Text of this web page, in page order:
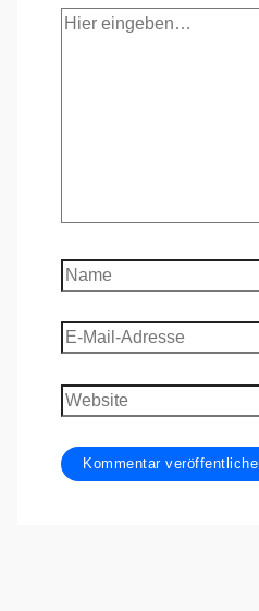
Hier
Name
E-
Mail-
Adresse
Website